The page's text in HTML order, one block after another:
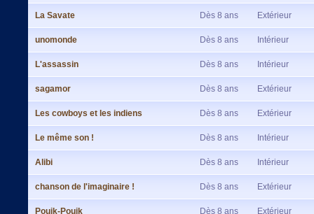
La Savate Dès 8 ans Extérieur
unomonde Dès 8 ans Intérieur
L'assassin Dès 8 ans Intérieur
sagamor Dès 8 ans Extérieur
Les cowboys et les indiens Dès 8 ans Extérieur
Le même son ! Dès 8 ans Intérieur
Alibi Dès 8 ans Intérieur
chanson de l'imaginaire ! Dès 8 ans Extérieur
Pouik-Pouik Dès 8 ans Extérieur